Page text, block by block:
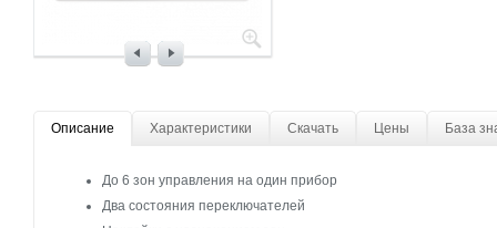
Описание Характеристики Скачать Цены База
До 6 зон управления на один прибор
Два состояния переключателей